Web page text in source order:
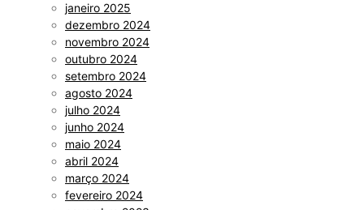
janeiro 2025
dezembro 2024
novembro 2024
outubro 2024
setembro 2024
agosto 2024
julho 2024
junho 2024
maio 2024
abril 2024
março 2024
fevereiro 2024